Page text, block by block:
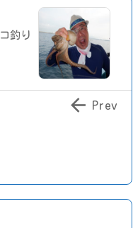
釣り
 Prev